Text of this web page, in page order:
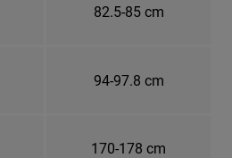
82.5-85 cm
94-97.8 cm
170-178 cm